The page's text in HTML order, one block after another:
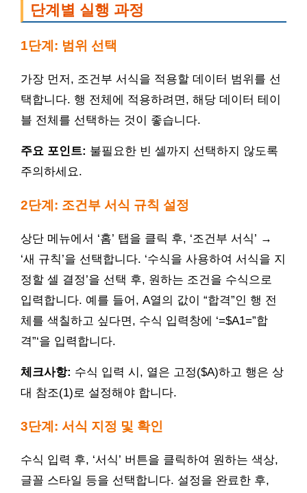
단계별 실행 과정
1단계: 범위 선택
가장 먼저, 조건부 서식을 적용할 데이터 범위를 선
택합니다. 행 전체에 적용하려면, 해당 데이터 테이
블 전체를 선택하는 것이 좋습니다.
주요 포인트: 불필요한 빈 셀까지 선택하지 않도록
주의하세요.
2단계: 조건부 서식 규칙 설정
상단 메뉴에서 ‘홈’ 탭을 클릭 후, ‘조건부 서식’ →
‘새 규칙’을 선택합니다. ‘수식을 사용하여 서식을 지
정할 셀 결정’을 선택 후, 원하는 조건을 수식으로
입력합니다. 예를 들어, A열의 값이 “합격”인 행 전
체를 색칠하고 싶다면, 수식 입력창에 ‘=$A1=”합
격”‘을 입력합니다.
체크사항: 수식 입력 시, 열은 고정($A)하고 행은 상
대 참조(1)로 설정해야 합니다.
3단계: 서식 지정 및 확인
수식 입력 후, ‘서식’ 버튼을 클릭하여 원하는 색상,
글꼴 스타일 등을 선택합니다. 설정을 완료한 후,